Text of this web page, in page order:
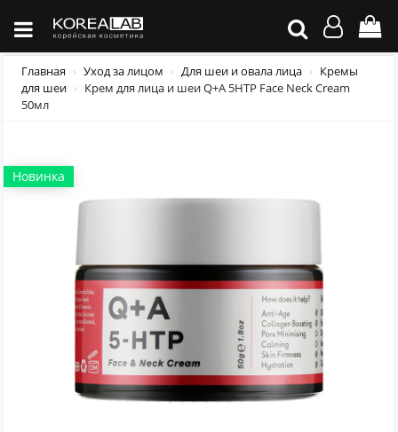
Главная Уход за лицом Для шеи и овала лица
Кремы
для шеи
Крем для лица и шеи Q+A 5НТР Face Neck Cream
50мл
Новинка